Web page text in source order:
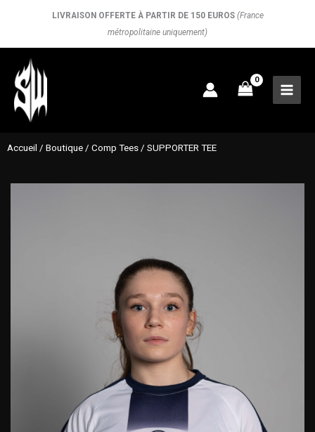
LIVRAISON OFFERTE À PARTIR DE 150 EUROS (France
métropolitaine uniquement)
Accueil / Boutique / Comp Tees / SUPPORTER TEE